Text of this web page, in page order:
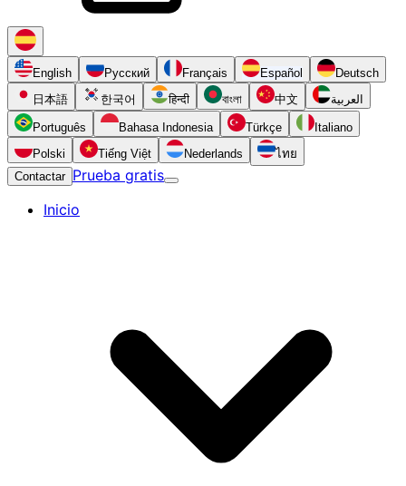
English Русский Français Español
Deutsch
日本語
한국어 हिन्दी বাংলা 中文 العربية
Português Bahasa Indonesia Türkçe
Italiano
Polski
Tiếng Việt Nederlands
ไทย
Contactar Prueba gratis
Inicio